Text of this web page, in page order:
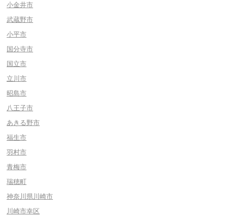
小金井市
武蔵野市
小平市
国分寺市
国立市
立川市
昭島市
八王子市
あきる野市
福生市
羽村市
青梅市
瑞穂町
神奈川県川崎市
川崎市幸区